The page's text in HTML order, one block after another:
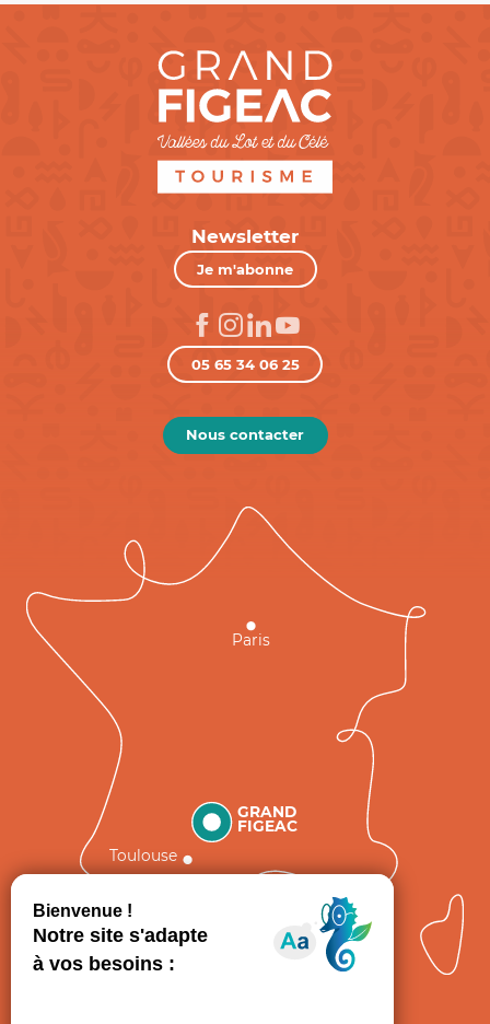
Newsletter
Je m'abonne
05 65 34 06 25
Nous contacter
GRAND
FIGEAC
Toulouse
Paris